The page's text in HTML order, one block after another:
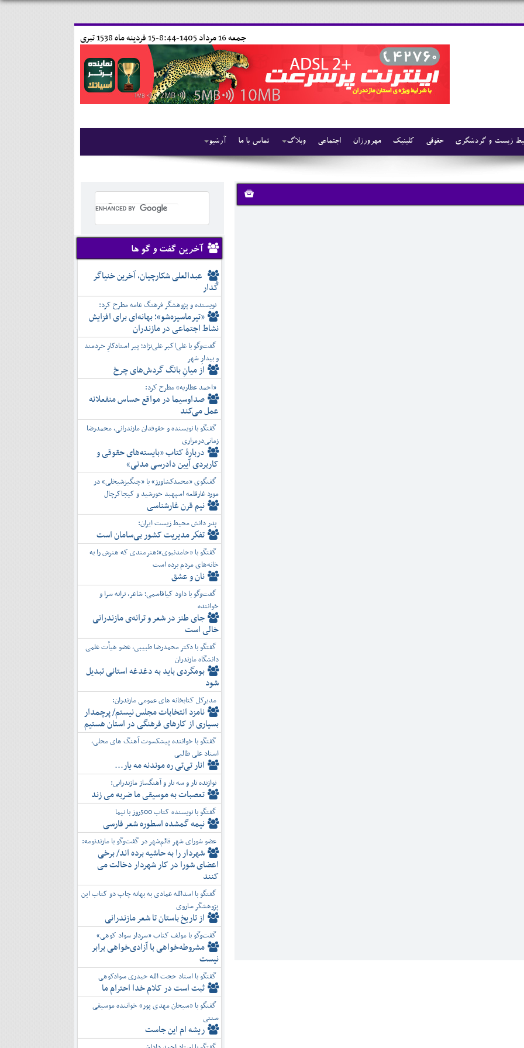
15 فردينه ماه 1538 تبری جمعه 16 مرداد 1405-8:44-
آرشیو تماس با ما وبلاگ اجتماعی مهرورزان کلینیک حقوقی زیست و گردشگری
آخرین گفت و گو ها
عبدالعلی شکارچیان، آخرین خنیاگر
گُدار
نویسنده و پژوهشگر فرهنگ عامه مطرح کرد:
«تیرماسیزه‌شو»؛ بهانه‌ای برای افزایش
نشاط اجتماعی در مازندران
گفت‌وگو با علی‌اکبر علی‌نژاد؛ پیر استادکارِ خردمند
و بیدارِ شهر
از میانِ بانگ گردش‌های چرخ
«احمد عطاریه» مطرح کرد:
صداوسیما در مواقع حساس منفعلانه
عمل می‌کند
گفتگو با نویسنده و حقوقدان مازندرانی، محمدرضا
زمانی‌درمزاری
دربارۀ کتاب ”بایسته‌های حقوقی و
کاربردی آیین دادرسی مدنی»
گفتگوی «محمدکشاورز» با «چنگیزشیخلی» در
مورد غارقلعه اسپهبد خورشید و کیجاکرچال
نیم قرن غارشناسی
پدر دانش محیط زیست ایران:
تفكر مديريت کشور بی‌سامان است
گفتگو با «حامدنبوی»؛هنرمندی که هنرش را به
خانه‌های مردم برده است
نان و عشق
گفت‌وگو با داود کیاقاسمی؛ شاعر، ترانه سرا و
خواننده
جای طنز در شعر و ترانه‌ی مازندرانی
خالی است
گفتگو با دکتر محمدرضا طبیبی، عضو هیأت علمی
دانشگاه مازندران
بومگردی باید به دغدغه استانی تبدیل
شود
مدیرکل کتابخانه های عمومی مازندران:
نامزد انتخابات مجلس نیستم/ پرچمدار
بسیاری از کارهای فرهنگی در استان هستیم
گفتگو با خواننده پیشکسوت آهنگ های محلی،
استاد علی طالبی
انار تی‌تی ره موندنه مه یار...
نوازنده تار و سه تار و آهنگساز مازندرانی:
تعصبات به موسیقی ما ضربه می زند
گفتگو با نویسنده کتاب 500روز با نیما
نیمه گمشده اسطوره شعر فارسی
عضو شورای شهر قائم‌شهر در گفت‌و‌گو با مازندنومه:
شهردار را به حاشیه برده اند/ برخی
اعضای شورا در کار شهردار دخالت می
کنند
گفتگو با اسدالله عمادی به بهانه چاپ دو کتاب این
پژوهشگر ساروی
از تاریخ باستان تا شعر مازندرانی
گفت‌وگو با مولف کتاب «سردار سواد کوهی»
مشروطه‌خواهی با آزادی‌خواهی برابر
نیست
گفتگو با استاد حجت الله حیدری سوادکوهی
ثبت است در کلام خدا احترام ما
گفتگو با «سبحان مهدی پور» خواننده موسیقی
سنتی
ریشه ام این جاست